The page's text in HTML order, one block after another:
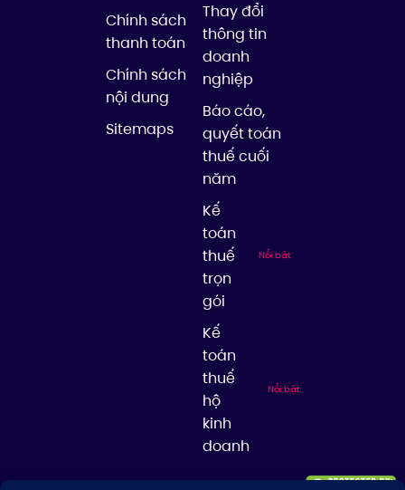
Chính sách
thanh toán
Chính sách
nội dung
Sitemaps
Thay đổi
thông tin
doanh
nghiệp
Báo cáo,
quyết toán
thuế cuối
năm
Kế
toán
thuế
trọn
gói
Nổi bật
Kế
toán
thuế
hộ
kinh
doanh
Nổi bật